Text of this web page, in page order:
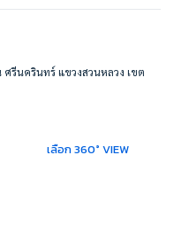
รีนครินทร์ แขวงสวนหลวง เขต
เลือก 360° VIEW